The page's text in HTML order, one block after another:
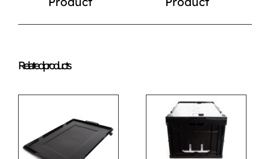
Related products